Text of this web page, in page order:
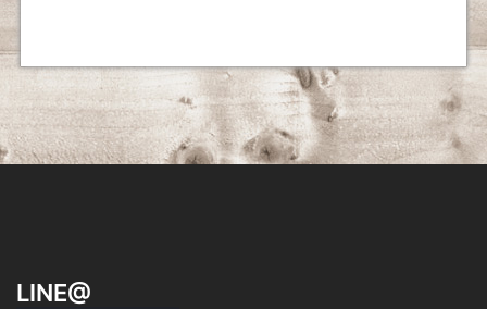
LINE@